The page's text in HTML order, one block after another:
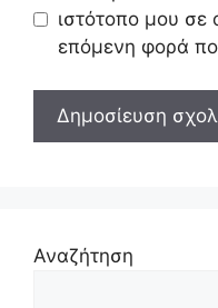
ιστότοπο μου σε
επόμενη φορά
Αναζήτηση